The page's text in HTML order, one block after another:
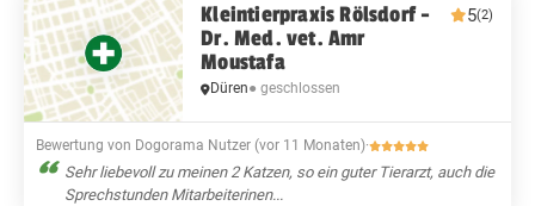
Kleintierpraxis Rölsdorf -
Dr. Med. vet. Amr
Moustafa
5(2)
Düren● geschlossen
Bewertung von Dogorama Nutzer (vor 11 Monaten)·
Sehr liebevoll zu meinen 2 Katzen, so ein guter Tierarzt, auch die
Sprechstunden Mitarbeiterinen...